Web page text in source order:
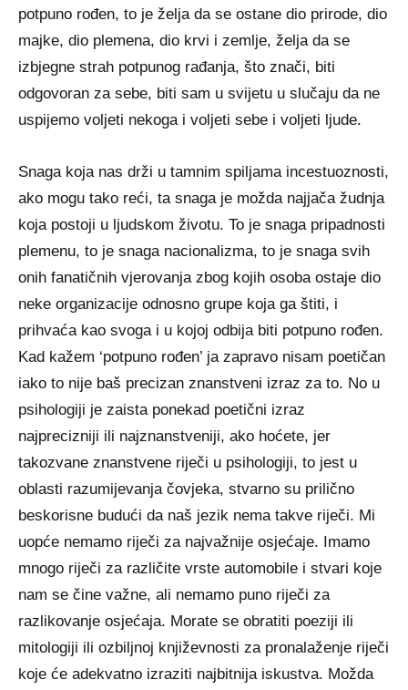
potpuno rođen, to je želja da se ostane dio prirode, dio
majke, dio plemena, dio krvi i zemlje, želja da se
izbjegne strah potpunog rađanja, što znači, biti
odgovoran za sebe, biti sam u svijetu u slučaju da ne
uspijemo voljeti nekoga i voljeti sebe i voljeti ljude.
Snaga koja nas drži u tamnim spiljama incestuoznosti,
ako mogu tako reći, ta snaga je možda najjača žudnja
koja postoji u ljudskom životu. To je snaga pripadnosti
plemenu, to je snaga nacionalizma, to je snaga svih
onih fanatičnih vjerovanja zbog kojih osoba ostaje dio
neke organizacije odnosno grupe koja ga štiti, i
prihvaća kao svoga i u kojoj odbija biti potpuno rođen.
Kad kažem ‘potpuno rođen’ ja zapravo nisam poetičan
iako to nije baš precizan znanstveni izraz za to. No u
psihologiji je zaista ponekad poetični izraz
najprecizniji ili najznanstveniji, ako hoćete, jer
takozvane znanstvene riječi u psihologiji, to jest u
oblasti razumijevanja čovjeka, stvarno su prilično
beskorisne budući da naš jezik nema takve riječi. Mi
uopće nemamo riječi za najvažnije osjećaje. Imamo
mnogo riječi za različite vrste automobile i stvari koje
nam se čine važne, ali nemamo puno riječi za
razlikovanje osjećaja. Morate se obratiti poeziji ili
mitologiji ili ozbiljnoj književnosti za pronalaženje riječi
koje će adekvatno izraziti najbitnija iskustva. Možda